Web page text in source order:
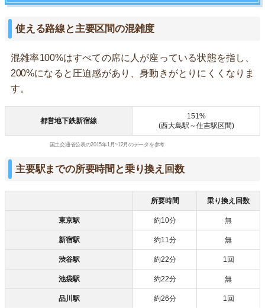
使える路線と主要区間の混雑度
混雑率100%はすべての席に人が座っている状態を指し、
200%になると圧迫感があり、身動きがとりにくくなりま
す。
都営地下鉄新宿線
151%
(西大島駅～住吉駅区間)
国土交通省公表の2015年1月~12月のデータを参考
主要駅までの所要時間と乗り換え回数
所要時間 乗り換え回数
東京駅 約10分 無
新宿駅 約11分 無
渋谷駅 約22分 1回
池袋駅 約22分 無
品川駅 約26分 1回